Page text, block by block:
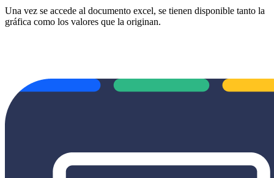
Una vez se accede al documento excel, se tienen disponible tanto la
gráfica como los valores que la originan.